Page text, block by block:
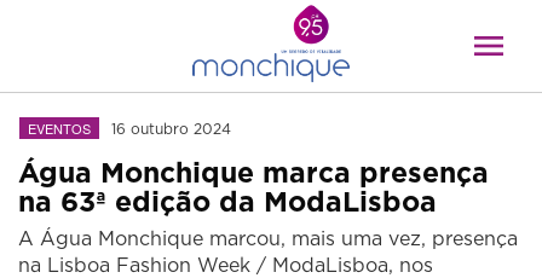
EVENTOS 16 outubro 2024
Água Monchique marca presença
na 63ª edição da ModaLisboa
A Água Monchique marcou, mais uma vez, presença
na Lisboa Fashion Week / ModaLisboa, nos